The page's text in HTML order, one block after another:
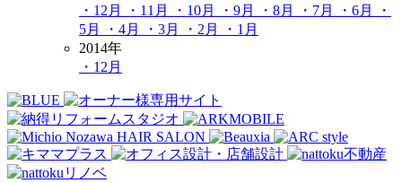
・12月
・11月 ・10月 ・9月 ・8月 ・7月 ・6月
・
5月
・4月 ・3月 ・2月
・1月
2014年
・12月